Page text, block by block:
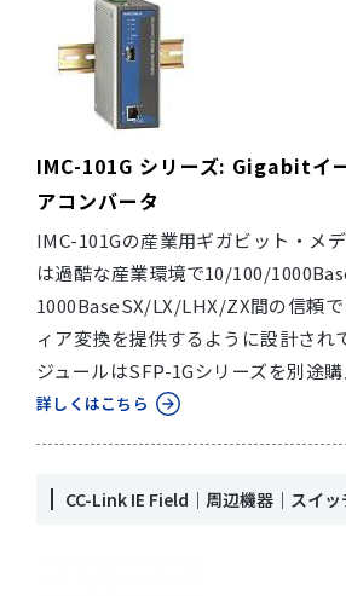
IMC-101G シリーズ: Gigabitイ
アコンバータ
IMC-101Gの産業用ギガビット・メ
は過酷な産業環境で10/100/
1000BaseSX/LX/LHX/ZX間の信頼
ィア変換を提供するように設計され
ジュールはSFP-1Gシリーズを別途購
詳しくはこちら
CC-Link IE Field｜周辺機器｜スイッ